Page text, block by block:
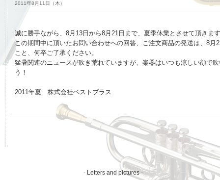
2011年8月11日（木）
誠に勝手ながら、8月13日から8月21日まで、夏季休業とさせて頂きま
この期間中に頂いたお問い合わせへの回答、ご注文商品の発送は、8月
こと、何卒ご了承ください。
猛暑関連のニュースが吹き荒れていますが、楽器はいつも涼しい顔で
う！
2011年夏 株式会社ベストブラス
- Letters and pictures -